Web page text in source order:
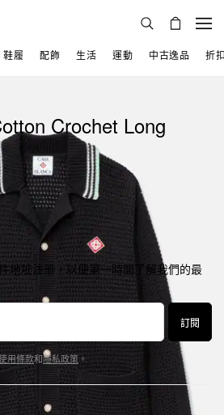
鞋履 配飾 生活 運動 中古逸品 折
Crochet Long
地址注册，以便第一時間了解我們的最
訂閱
用條款和隱私政策 。